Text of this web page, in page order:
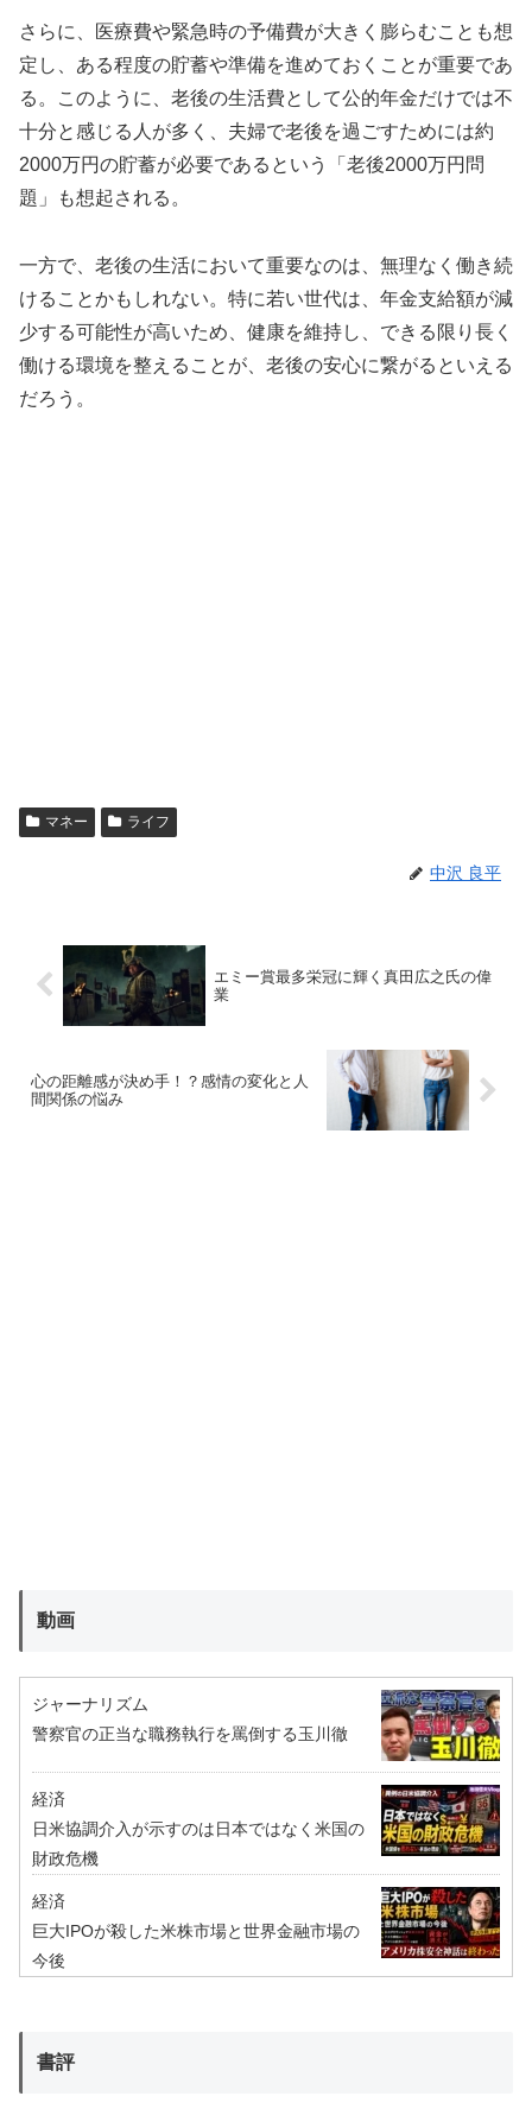
さらに、医療費や緊急時の予備費が大きく膨らむことも想
定し、ある程度の貯蓄や準備を進めておくことが重要であ
る。このように、老後の生活費として公的年金だけでは不
十分と感じる人が多く、夫婦で老後を過ごすためには約
2000万円の貯蓄が必要であるという「老後2000万円問
題」も想起される。
一方で、老後の生活において重要なのは、無理なく働き続
けることかもしれない。特に若い世代は、年金支給額が減
少する可能性が高いため、健康を維持し、できる限り長く
働ける環境を整えることが、老後の安心に繋がるといえる
だろう。
マネー ライフ
中沢 良平
エミー賞最多栄冠に輝く真田広之氏の偉
業
心の距離感が決め手！？感情の変化と人
間関係の悩み
動画
ジャーナリズム
警察官の正当な職務執行を罵倒する玉川徹
経済
日米協調介入が示すのは日本ではなく米国の
財政危機
経済
巨大IPOが殺した米株市場と世界金融市場の
今後
書評